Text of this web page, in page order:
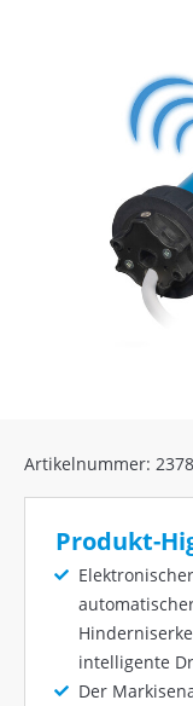
Artikelnummer:
Produkt-
intelligente
Der